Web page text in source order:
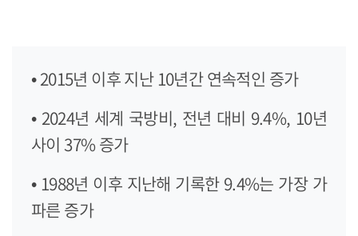
• 2015년 이후 지난 10년간 연속적인 증가
• 2024년 세계 국방비, 전년 대비 9.4%, 10년
사이 37% 증가
• 1988년 이후 지난해 기록한 9.4%는 가장 가
파른 증가